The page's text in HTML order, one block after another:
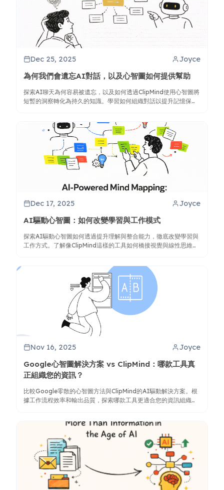
Dec 25, 2025 Joyce
為何我們會遺忘AI對話，以及心智圖如何提供幫助
探索AI聊天為何容易被遺忘，以及如何透過ClipMind使用心智圖將
短暫的洞察轉化為持久的知識。學習如何組織對話以提升記憶保
Dec 17, 2025 Joyce
AI驅動心智圖：如何改變學習與工作模式
探索AI驅動心智圖如何透過提升理解與整合能力，徹底改變學習與
工作方式。了解像ClipMind這樣的工具如何橋接視覺與線性思維，
Nov 16, 2025 Joyce
Google心智圖解決方案 vs ClipMind：哪款工具真
正組織您的資訊？
比較Google零散的心智圖方法與ClipMind的AI驅動解決方案。根
據工作流程效率和輸出品質，探索哪款工具更適合您的資訊組織需